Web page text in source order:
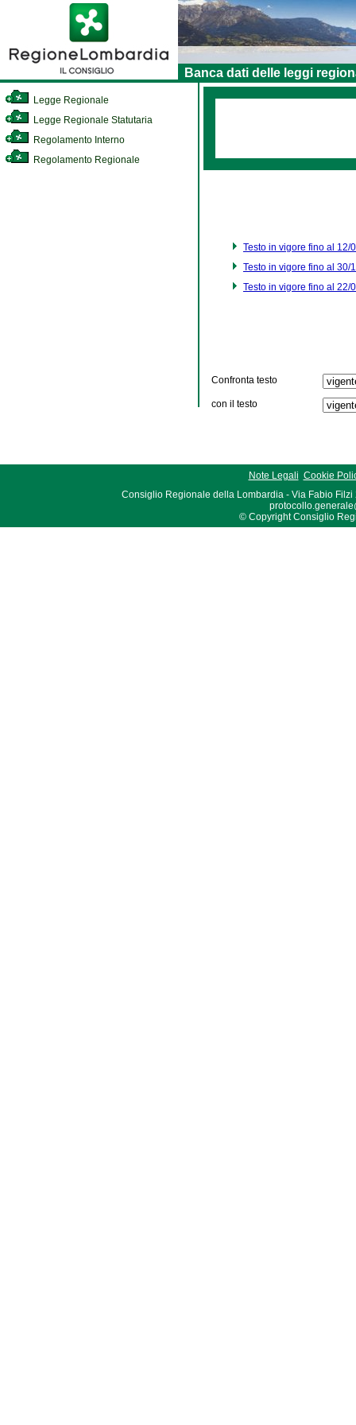
Banca dati delle leggi
Legge Regionale
Legge Regionale Statutaria
Regolamento Interno
Regolamento Regionale
Testo in vigore fino al 12/
Testo in vigore fino al 30/
Testo in vigore fino al 22/
Confronta testo
con il testo
Note Legali Cookie
Consiglio Regionale della Lombardia - Via Fabio Filzi
© Copyright Consiglio